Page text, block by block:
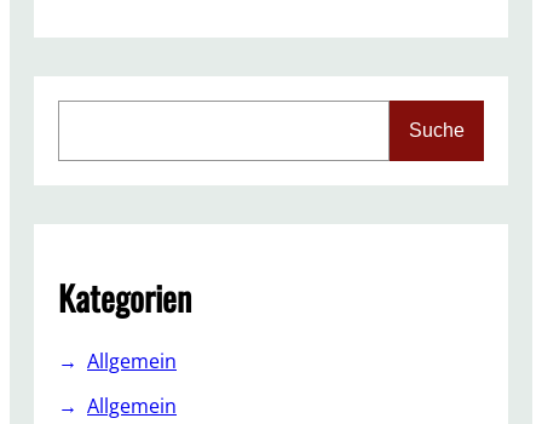
s
c
Suche
Kategorien
Allgemein
Allgemein